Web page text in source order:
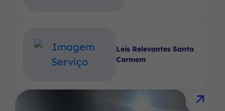
Leis Relevantes Santa
Carmem